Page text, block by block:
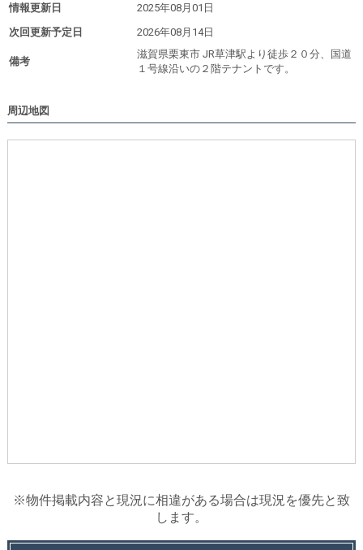
情報更新日
2025年08月01日
次回更新予定日
2026年08月14日
備考
滋賀県栗東市 JR草津駅より徒歩２０分、国道
１号線沿いの２階テナントです。
周辺地図
※物件掲載内容と現況に相違がある場合は現況を優先と致
します。